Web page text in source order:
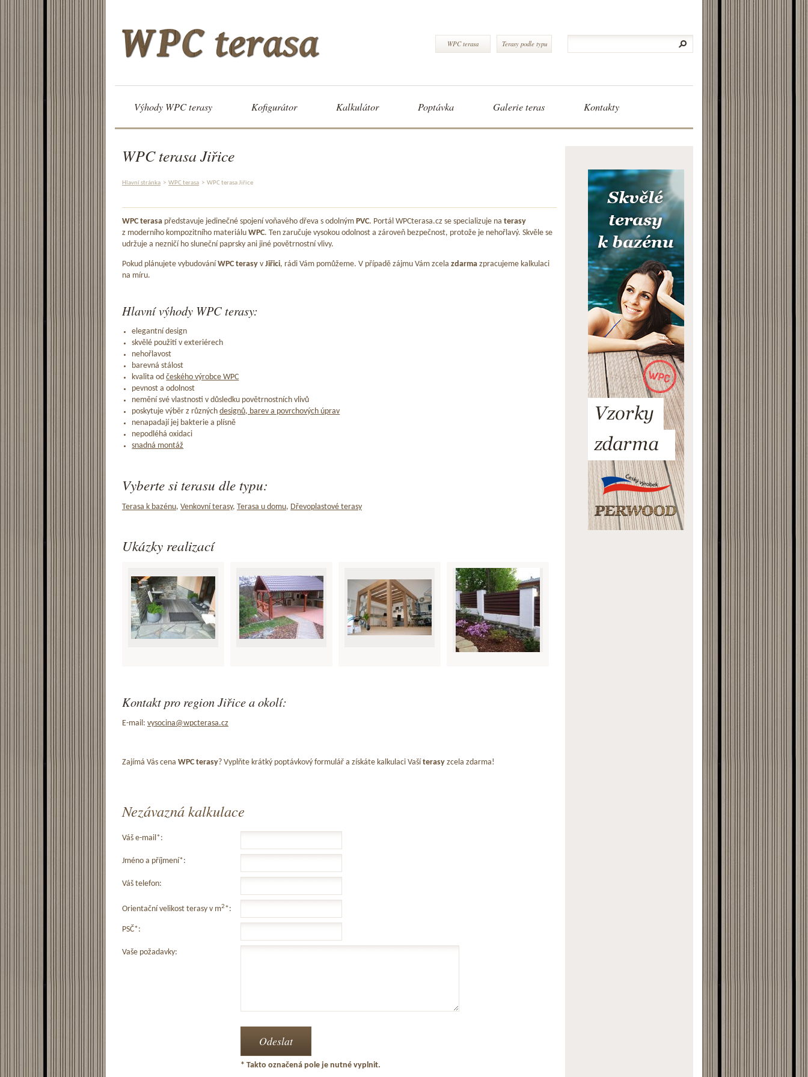
WPC terasa Terasy podle typu
Výhody WPC terasy Kofigurátor Kalkulátor Poptávka Galerie teras Kontakty
WPC terasa Jiřice
Hlavní stránka > WPC terasa > WPC terasa Jiřice
WPC terasa představuje jedinečné spojení voňavého dřeva s odolným PVC. Portál WPCterasa.cz se specializuje na terasy
z moderního kompozitního materiálu WPC. Ten zaručuje vysokou odolnost a zároveň bezpečnost, protože je nehořlavý. Skvěle se
udržuje a nezničí ho sluneční paprsky ani jiné povětrnostní vlivy.
Pokud plánujete vybudování WPC terasy v Jiřici, rádi Vám pomůžeme. V případě zájmu Vám zcela zdarma zpracujeme kalkulaci
na míru.
Hlavní výhody WPC terasy:
elegantní design
skvělé použití v exteriérech
nehořlavost
barevná stálost
kvalita odčeského výrobce WPC
pevnost a odolnost
nemění své vlastnosti v důsledku povětrnostních vlivů
poskytuje výběr z různýchdesignů, barev a povrchových úprav
nenapadají jej bakterie a plísně
nepodléhá oxidaci
snadná montáž
Vyberte si terasu dle typu:
Terasa k bazénu, Venkovní terasy, Terasa u domu, Dřevoplastové terasy
Ukázky realizací
Kontakt pro region Jiřice a okolí:
E-mail: vysocina@wpcterasa.cz
Zajímá Vás cena WPC terasy? Vyplňte krátký poptávkový formulář a získáte kalkulaci Vaší terasy zcela zdarma!
Nezávazná kalkulace
Váš e-mail*:
Jméno a příjmení*:
Váš telefon:
Orientační velikost terasy v m2*:
PSČ*:
Vaše požadavky:
* Takto označená pole je nutné vyplnit.